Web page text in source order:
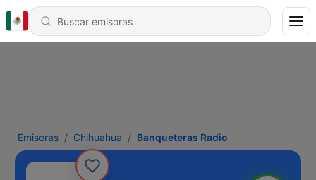
Emisoras Chihuahua Banqueteras Radio